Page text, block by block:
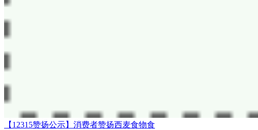
【12315赞扬公示】消费者赞扬西麦食物食